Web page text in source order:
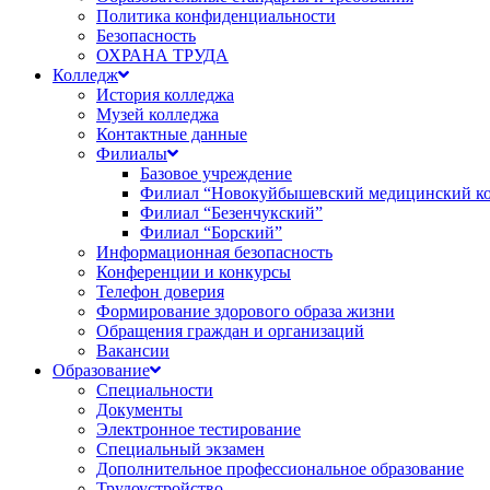
Политика конфиденциальности
Безопасность
ОХРАНА ТРУДА
Колледж
История колледжа
Музей колледжа
Контактные данные
Филиалы
Базовое учреждение
Филиал “Новокуйбышевский медицинский
Филиал “Безенчукский”
Филиал “Борский”
Информационная безопасность
Конференции и конкурсы
Телефон доверия
Формирование здорового образа жизни
Обращения граждан и организаций
Вакансии
Образование
Специальности
Документы
Электронное тестирование
Специальный экзамен
Дополнительное профессиональное образование